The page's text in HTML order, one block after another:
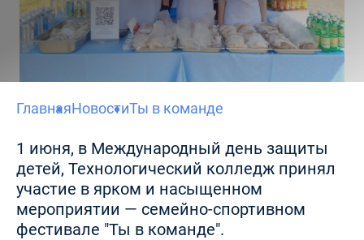
ГлавнаяНовостиТы в команде
1 июня, в Международный день защиты
детей, Технологический колледж принял
участие в ярком и насыщенном
мероприятии — семейно-спортивном
фестивале "Ты в команде".